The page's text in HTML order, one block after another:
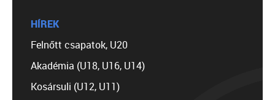
HÍREK
Felnőtt csapatok, U20
Akadémia (U18, U16, U14)
Kosársuli (U12, U11)